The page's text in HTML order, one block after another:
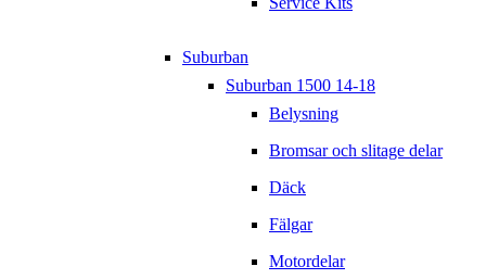
Suburban
Suburban 1500 14-18
Belysning
Bromsar och slitage delar
Däck
Fälgar
Motordelar